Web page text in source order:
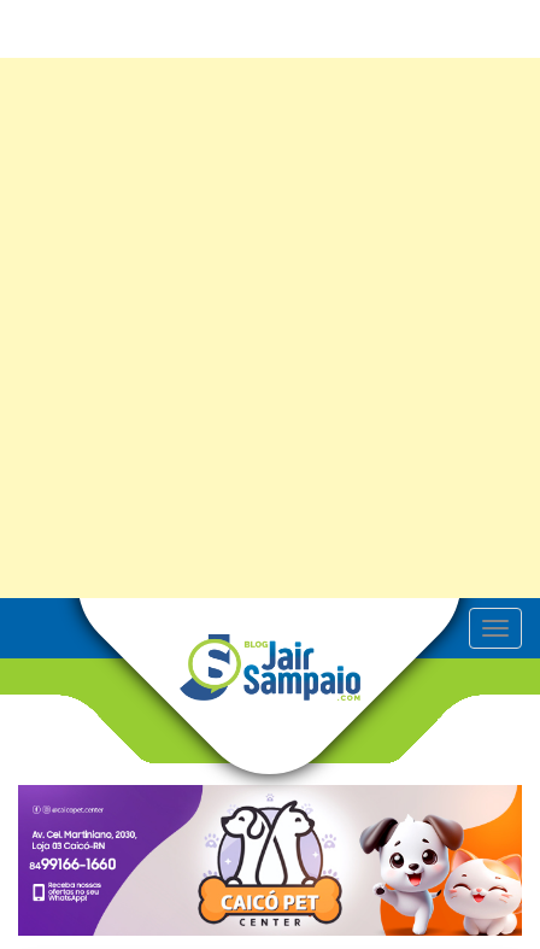
T
o
v
g
t
i
o
n